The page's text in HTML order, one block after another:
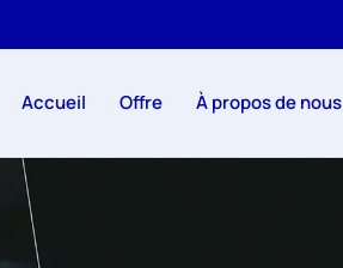
Accueil Offre À propos de nous